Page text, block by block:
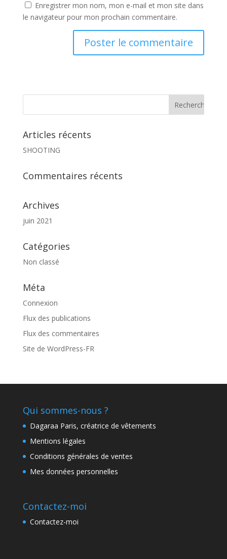
Enregistrer mon nom, mon e-mail et mon site dans
le navigateur pour mon prochain commentaire.
Articles récents
SHOOTING
Commentaires récents
Archives
juin 2021
Catégories
Non classé
Méta
Connexion
Flux des publications
Flux des commentaires
Site de WordPress-FR
Qui sommes-nous ?
Dagaraa Paris, créatrice de vêtements
Mentions légales
Conditions générales de ventes
Mes données personnelles
Contactez-moi
Contactez-moi